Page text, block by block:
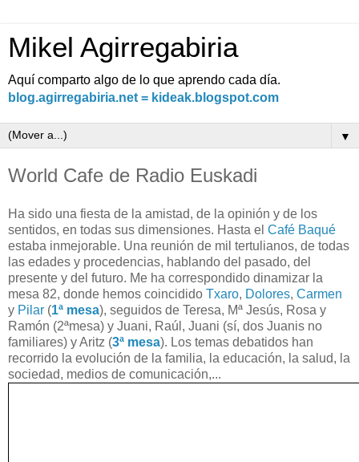
Mikel Agirregabiria
Aquí comparto algo de lo que aprendo cada día.
blog.agirregabiria.net = kideak.blogspot.com
▼
World Cafe de Radio Euskadi
Ha sido una fiesta de la amistad, de la opinión y de los
sentidos, en todas sus dimensiones. Hasta el Café Baqué
estaba inmejorable. Una reunión de mil tertulianos, de todas
las edades y procedencias, hablando del pasado, del
presente y del futuro. Me ha correspondido dinamizar la
mesa 82, donde hemos coincidido Txaro, Dolores, Carmen
y Pilar (1ª mesa), seguidos de Teresa, Mª Jesús, Rosa y
Ramón (2ªmesa) y Juani, Raúl, Juani (sí, dos Juanis no
familiares) y Aritz (3ª mesa). Los temas debatidos han
recorrido la evolución de la familia, la educación, la salud, la
sociedad, medios de comunicación,...